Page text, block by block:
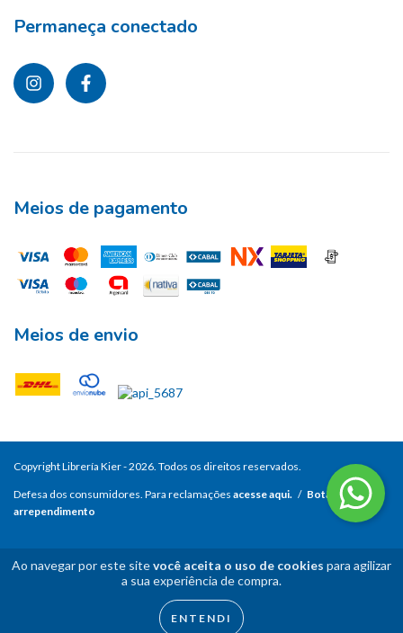
Ao navegar por este sitevocê aceita o uso de cookies para agilizar
a sua experiência de compra.
ENTENDI
Permaneça conectado
Meios de pagamento
Meios de envio
Copyright Librería Kier - 2026. Todos os direitos reservados.
Defesa dos consumidores. Para reclamações acesse aqui. / Botão de
arrependimento